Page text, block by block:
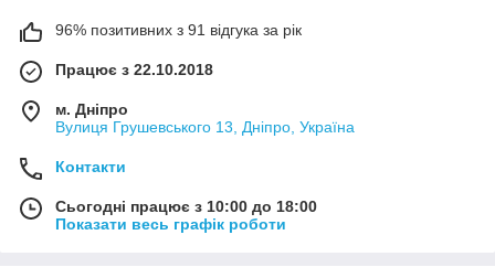
96% позитивних з 91 відгука за рік
Працює з 22.10.2018
м. Дніпро
Вулиця Грушевського 13, Дніпро, Україна
Контакти
Сьогодні працює з 10:00 до 18:00
Показати весь графік роботи